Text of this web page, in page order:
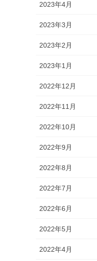
2023年4月
2023年3月
2023年2月
2023年1月
2022年12月
2022年11月
2022年10月
2022年9月
2022年8月
2022年7月
2022年6月
2022年5月
2022年4月